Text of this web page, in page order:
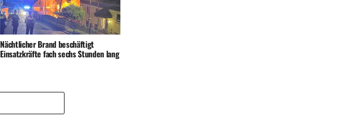
Nächtlicher Brand beschäftigt
Einsatzkräfte fach sechs Stunden lang